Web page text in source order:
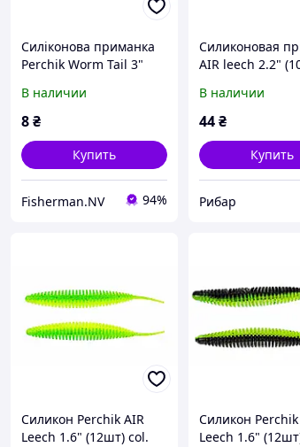
Силіконова приманка
Perchik Worm Tail 3"
В наличии
8₴
Купить
Fisherman.NV 94%
Cиликоновая
AIR leech 2.2"
В наличии
44₴
Купить
Рибар
Силикон Perchik AIR
Leech 1.6" (12шт) col.
Силикон Perchik
Leech 1.6"